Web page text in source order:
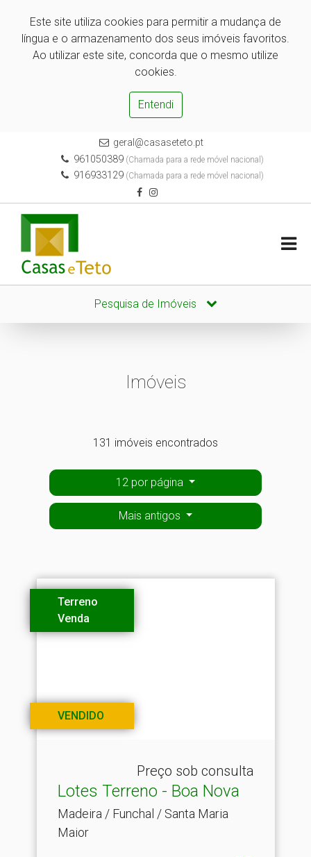
Este site utiliza cookies para permitir a mudança de
língua e o armazenamento dos seus imóveis favoritos.
Ao utilizar este site, concorda que o mesmo utilize
cookies.
Entendi
geral@casaseteto.pt
961050389 (Chamada para a rede móvel nacional)
916933129 (Chamada para a rede móvel nacional)
Pesquisa de Imóveis
Imóveis
131 imóveis encontrados
12 por página
Mais antigos
Terreno
Venda
VENDIDO
Preço sob consulta
Lotes Terreno - Boa Nova
Madeira / Funchal / Santa Maria
Maior